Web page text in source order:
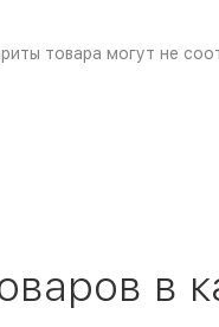
товара могут не
в